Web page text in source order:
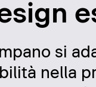
si
nella